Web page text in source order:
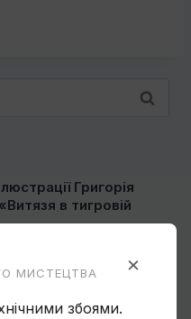
Григорія
в тигровій
України
×
МИСТЕЦТВА
збоями.